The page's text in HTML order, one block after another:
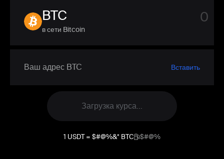
BTC
в сети Bitcoin
Вставить
Загрузка курса...
1 USDT= $#@%&* BTC $#@%